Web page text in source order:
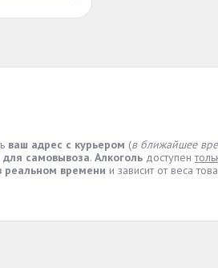
ваш адрес с курьером (в ближайшее
для самовывоза. Алкоголь доступен
реальном времени и зависит от веса